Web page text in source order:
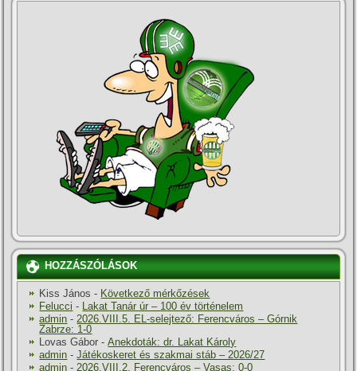
HOZZÁSZÓLÁSOK
Kiss János - Következő mérkőzések
Felucci - Lakat Tanár úr – 100 év történelem
admin -2026.VIII.5. EL-selejtező: Ferencváros – Górnik
Zabrze: 1-0
Lovas Gábor -Anekdoták: dr. Lakat Károly
admin -Játékoskeret és szakmai stáb – 2026/27
admin -2026.VIII.2. Ferencváros – Vasas: 0-0